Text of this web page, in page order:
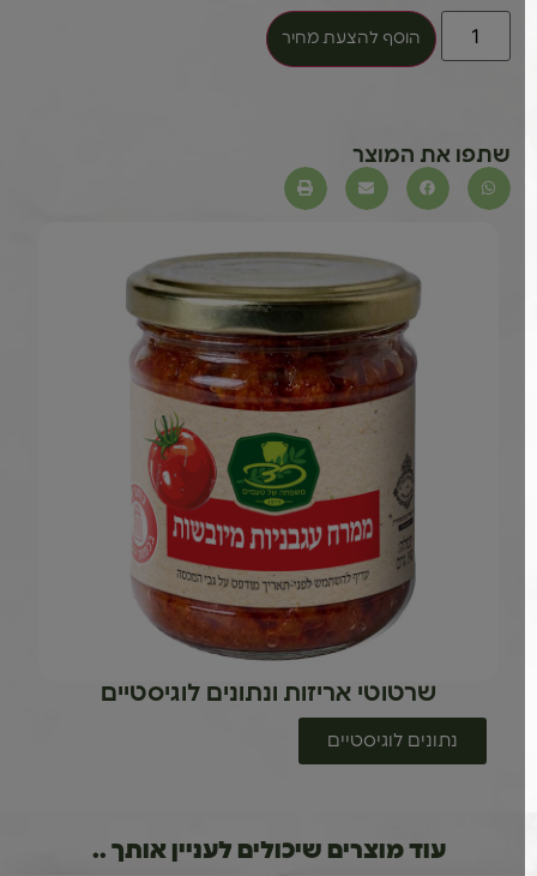
הוסף להצעת מחיר
שתפו את המוצר
שרטוטי אריזות ונתונים לוגיסטיים
נתונים לוגיסטיים
עוד מוצרים שיכולים לעניין אותך ..